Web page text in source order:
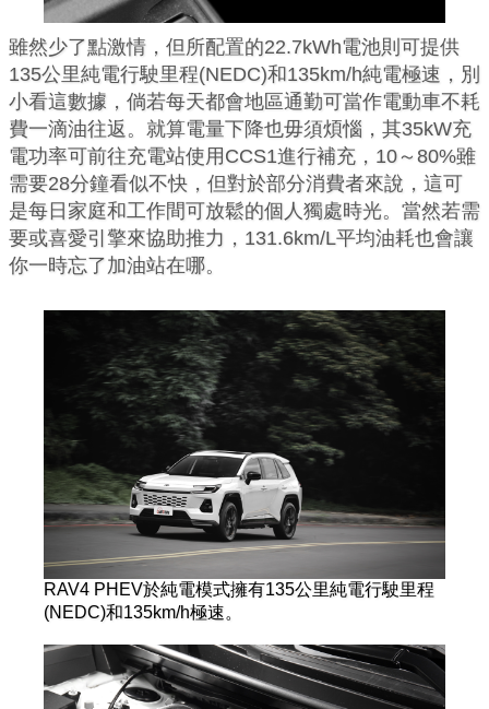
雖然少了點激情，但所配置的22.7kWh電池則可提供
135公里純電行駛里程(NEDC)和135km/h純電極速，別
小看這數據，倘若每天都會地區通勤可當作電動車不耗
費一滴油往返。就算電量下降也毋須煩惱，其35kW充
電功率可前往充電站使用CCS1進行補充，10～80%雖
需要28分鐘看似不快，但對於部分消費者來說，這可
是每日家庭和工作間可放鬆的個人獨處時光。當然若需
要或喜愛引擎來協助推力，131.6km/L平均油耗也會讓
你一時忘了加油站在哪。
RAV4 PHEV於純電模式擁有135公里純電行駛里程
(NEDC)和135km/h極速。